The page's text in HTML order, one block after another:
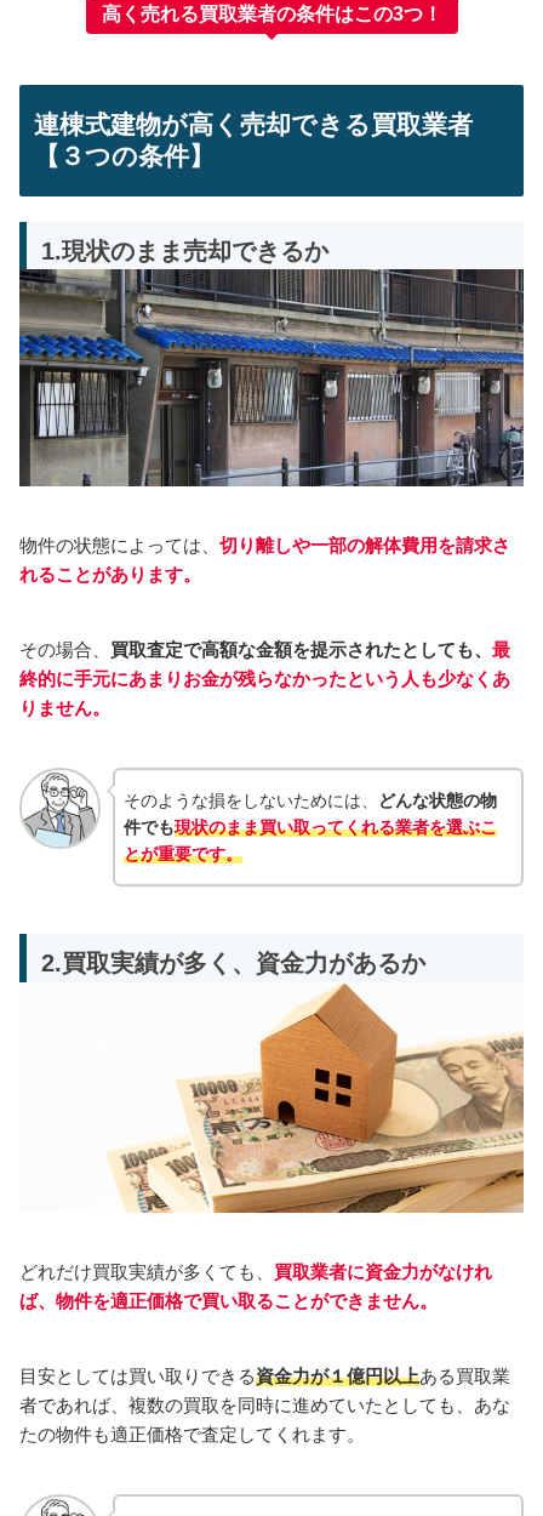
高く売れる買取業者の条件はこの3つ！
連棟式建物が高く売却できる買取業者
【３つの条件】
1.現状のまま売却できるか
物件の状態によっては、 切り離しや一部の解体費用を請求さ
れることがあります。
その場合、 買取査定で高額な金額を提示されたとしても、 最
終的に手元にあまりお金が残らなかったという人も少なくあ
りません。
そのような損をしないためには、
どんな状態の物
件でも現状のまま買い取ってくれる業者を選ぶこ
とが重要です。
2.買取実績が多く、資金力があるか
どれだけ買取実績が多くても、 買取業者に資金力がなけれ
ば、物件を適正価格で買い取ることができません。
目安としては買い取りできる資金力が１億円以上ある買取業
者であれば、複数の買取を同時に進めていたとしても、あな
たの物件も適正価格で査定してくれます。